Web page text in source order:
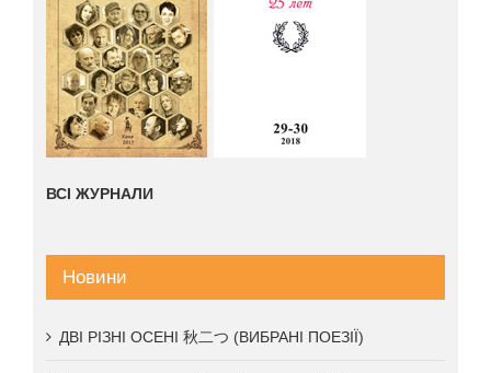
ВСІ ЖУРНАЛИ
Новини
ДВІ РІЗНІ ОСЕНІ 秋二つ (ВИБРАНІ ПОЕЗІЇ)